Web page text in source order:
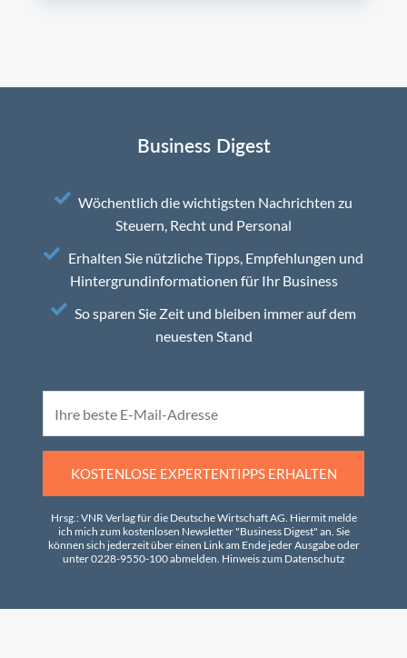
Business Digest
Wöchentlich die wichtigsten Nachrichten zu
Steuern, Recht und Personal
Erhalten Sie nützliche Tipps, Empfehlungen und
Hintergrundinformationen für Ihr Business
So sparen Sie Zeit und bleiben immer auf dem
neuesten Stand
KOSTENLOSE EXPERTENTIPPS ERHALTEN
Hrsg.: VNR Verlag für die Deutsche Wirtschaft AG. Hiermit melde
ich mich zum kostenlosen Newsletter "Business Digest" an. Sie
können sich jederzeit über einen Link am Ende jeder Ausgabe oder
unter 0228-9550-100 abmelden. Hinweis zum Datenschutz